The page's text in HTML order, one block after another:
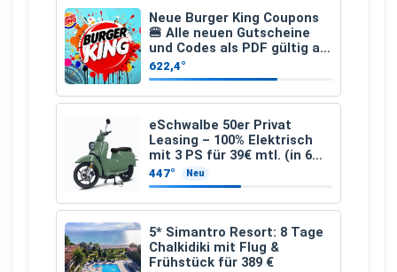
Neue Burger King Coupons
🍔 Alle neuen Gutscheine
und Codes als PDF gültig ab
25.07.2026 bis 04.09.2026
622,4°
eSchwalbe 50er Privat
Leasing – 100% Elektrisch
mit 3 PS für 39€ mtl. (in 6
schicken Farben LF: 0.43, 36
Monate, Bereitstellung:
159,00 €, 2.500 km/Jahr)
447° Neu
5* Simantro Resort: 8 Tage
Chalkidiki mit Flug &
Frühstück für 389 €